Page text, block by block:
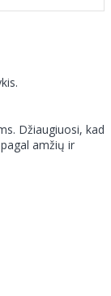
Džiaugiuosi, kad
amžių ir